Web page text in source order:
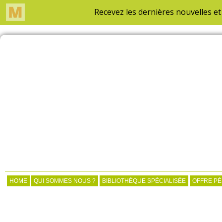
HOME QUI SOMMES NOUS ? BIBLIOTHÈQUE SPÉCIALISÉE OFFRE